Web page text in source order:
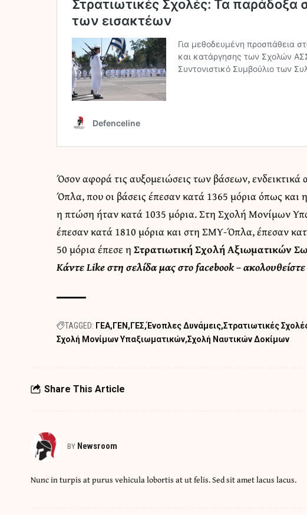
Όσον αφορά τις αυξομειώσεις των βάσεων,
Όπλα, που οι βάσεις έπεσαν κατά 1365 μόρια όπως και
η πτώση ήταν κατά 1035 μόρια. Στη Σχολή Μονίμων
έπεσαν κατά 1810 μόρια και στη ΣΜΥ-Όπλα, έπεσαν
50 μόρια έπεσε ηΣτρατιωτική Σχολή Αξιωματικών
ΚάντεLike στη σελίδα μας στο facebook–
TAGGED: ΓΕΑ ΓΕΝ ΓΕΣ Ένοπλες Δυνάμεις Στρατιωτικές
Σχολή Μονίμων Υπαξιωματικών Σχολή Ναυτικών Δοκίμων
Share This Article
BY Newsroom
Nunc in turpis at purus vehicula lobortis at ut felis. Sed sit amet lacus lacus.